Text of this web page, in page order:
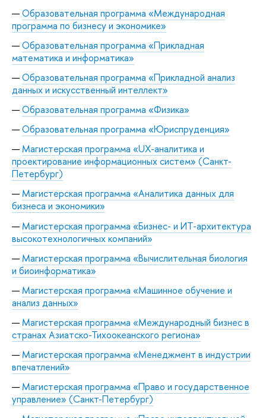
Образовательная программа «Международная
программа по бизнесу и экономике»
Образовательная программа «Прикладная
математика и информатика»
Образовательная программа «Прикладной анализ
данных и искусственный интеллект»
Образовательная программа «Физика»
Образовательная программа «Юриспруденция»
Магистерская программа «UX-аналитика и
проектирование информационных систем» (Санкт-
Петербург)
Магистерская программа «Аналитика данных для
бизнеса и экономики»
Магистерская программа «Бизнес- и ИТ-архитектура
высокотехнологичных компаний»
Магистерская программа «Вычислительная биология
и биоинформатика»
Магистерская программа «Машинное обучение и
анализ данных»
Магистерская программа «Международный бизнес в
странах Азиатско-Тихоокеанского региона»
Магистерская программа «Менеджмент в индустрии
впечатлений»
Магистерская программа «Право и государственное
управление» (Санкт-Петербург)